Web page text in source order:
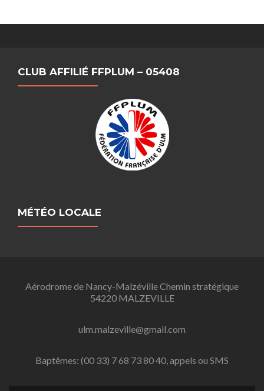
CLUB AFFILIÉ FFPLUM – 05408
MÉTÉO LOCALE
Aérodrome de Nancy-Malzéville Chemin stratégique
54220 MALZEVILLE
ulm.malzeville@gmail.com
Baptêmes: (00 33) 7 68 73 80 40, appels ou SMS